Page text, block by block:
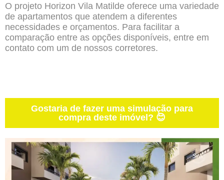
O projeto Horizon Vila Matilde oferece uma variedade
de apartamentos que atendem a diferentes
necessidades e orçamentos. Para facilitar a
comparação entre as opções disponíveis, entre em
contato com um de nossos corretores.
Gostaria de fazer uma simulação para
compra deste imóvel? 😊